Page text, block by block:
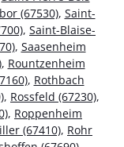
(67530), Saint-
, Saint-Blaise-
, Saasenheim
, Rountzenheim
, Rothbach
, Rossfeld (67230),
, Roppenheim
(67410), Rohr